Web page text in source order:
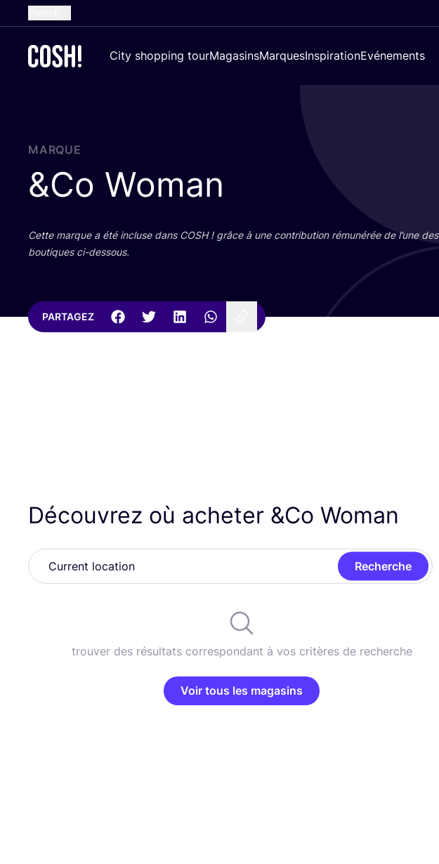
Dutch
Croatian
City shopping tourMagasinsMarquesInspirationEvénements
MARQUE
&Co Woman
Cette marque a été incluse dans COSH! grâce à une contri­bu­tion rému­né­rée de l’une des
bou­tiques ci-dessous.
PARTAGEZ
Découvrez où acheter &Co Woman
Recherche
trouver des résultats correspondant à vos critères de recherche
Voir tous les magasins